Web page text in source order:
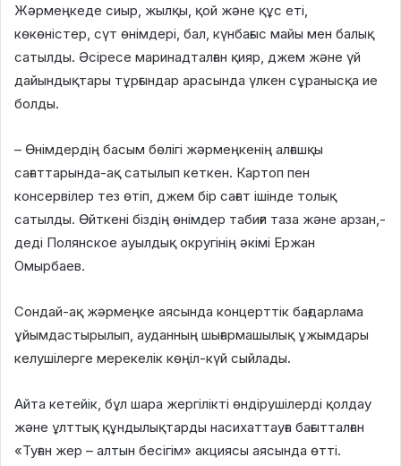
Жәрмеңкеде сиыр, жылқы, қой және құс еті,
көкөністер, сүт өнімдері, бал, күнбағыс майы мен балық
сатылды. Әсіресе маринадталған қияр, джем және үй
дайындықтары тұрғындар арасында үлкен сұранысқа ие
болды.
– Өнімдердің басым бөлігі жәрмеңкенің алғашқы
сағаттарында-ақ сатылып кеткен. Картоп пен
консервілер тез өтіп, джем бір сағат ішінде толық
сатылды. Өйткені біздің өнімдер табиғи таза және арзан,-
деді Полянское ауылдық округінің әкімі Ержан
Омырбаев.
Сондай-ақ жәрмеңке аясында концерттік бағдарлама
ұйымдастырылып, ауданның шығармашылық ұжымдары
келушілерге мерекелік көңіл-күй сыйлады.
Айта кетейік, бұл шара жергілікті өндірушілерді қолдау
және ұлттық құндылықтарды насихаттауға бағытталған
«Туған жер – алтын бесігім» акциясы аясында өтті.